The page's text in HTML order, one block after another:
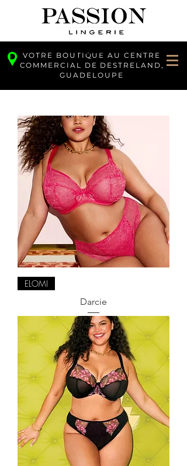
VOTRE BOUTIQUE AU CENTRE
COMMERCIAL DE DESTRELAND,
GUADELOUPE
ELOMI
Darcie